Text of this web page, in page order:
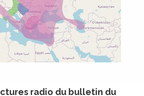
radio du bulletin du